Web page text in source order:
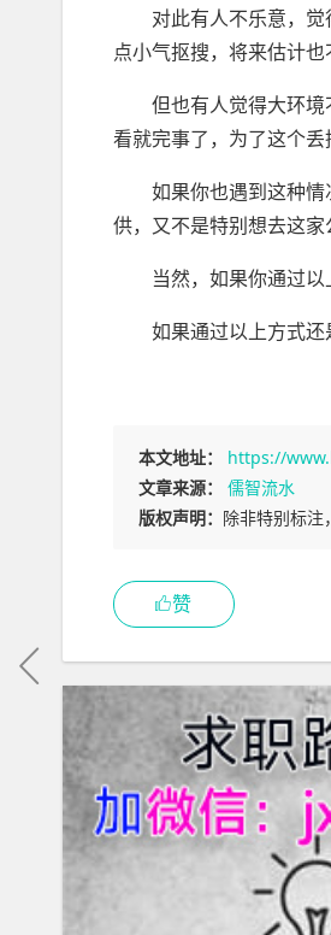
对此有人不乐意，觉
点小气抠搜，将来估计也
但也有人觉得大环境
看就完事了，为了这个
如果你也遇到这种情
供，又不是特别想去这家
当然，如果你通过以上
如果通过以上方式还
本文地址：
https://
文章来源：
儒智流水
版权声明： 除非特别标注
赞